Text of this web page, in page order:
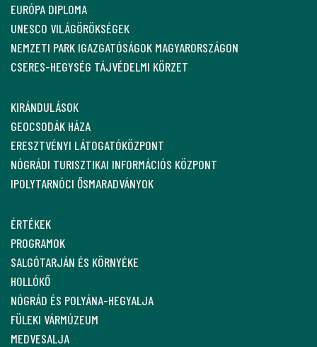
EURÓPA DIPLOMA
UNESCO VILÁGÖRÖKSÉGEK
NEMZETI PARK IGAZGATÓSÁGOK MAGYARORSZÁGON
CSERES-HEGYSÉG TÁJVÉDELMI KÖRZET
KIRÁNDULÁSOK
GEOCSODÁK HÁZA
ERESZTVÉNYI LÁTOGATÓKÖZPONT
NÓGRÁDI TURISZTIKAI INFORMÁCIÓS KÖZPONT
IPOLYTARNÓCI ŐSMARADVÁNYOK
ÉRTÉKEK
PROGRAMOK
SALGÓTARJÁN ÉS KÖRNYÉKE
HOLLÓKŐ
NÓGRÁD ÉS POLYÁNA-HEGYALJA
FÜLEKI VÁRMÚZEUM
MEDVESALJA